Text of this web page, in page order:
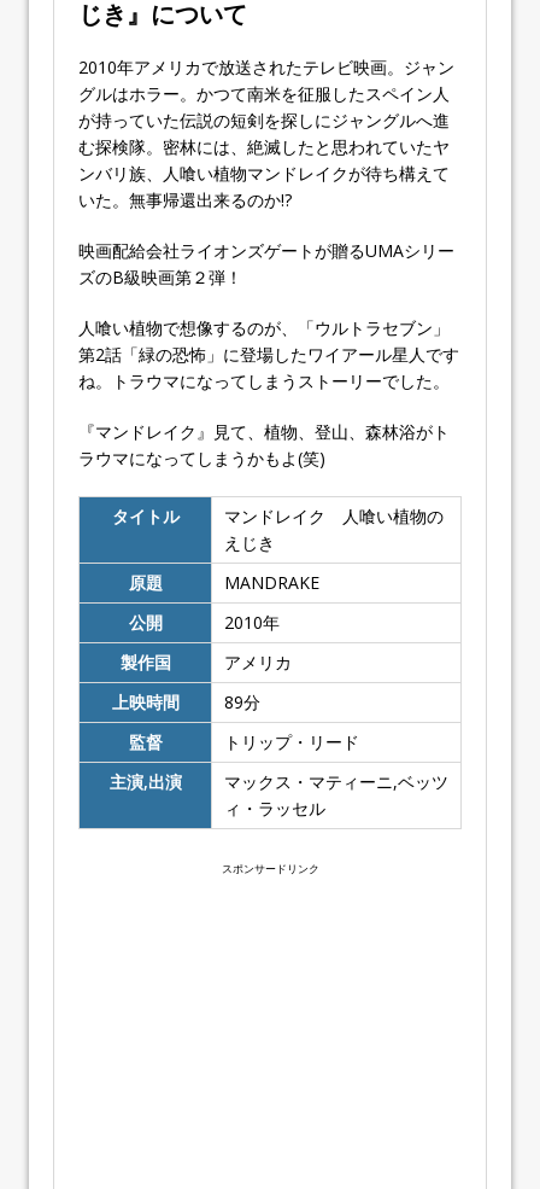
じき』について
2010年アメリカで放送されたテレビ映画。ジャン
グルはホラー。かつて南米を征服したスペイン人
が持っていた伝説の短剣を探しにジャングルへ進
む探検隊。密林には、絶滅したと思われていたヤ
ンバリ族、人喰い植物マンドレイクが待ち構えて
いた。無事帰還出来るのか!?
映画配給会社ライオンズゲートが贈るUMAシリー
ズのB級映画第２弾！
人喰い植物で想像するのが、「ウルトラセブン」
第2話「緑の恐怖」に登場したワイアール星人です
ね。トラウマになってしまうストーリーでした。
『マンドレイク』見て、植物、登山、森林浴がト
ラウマになってしまうかもよ(笑)
タイトル
マンドレイク 人喰い植物の
えじき
原題
MANDRAKE
公開
2010年
製作国
アメリカ
上映時間
89分
監督
トリップ・リード
主演,出演
マックス・マティーニ,ベッツ
ィ・ラッセル
スポンサードリンク